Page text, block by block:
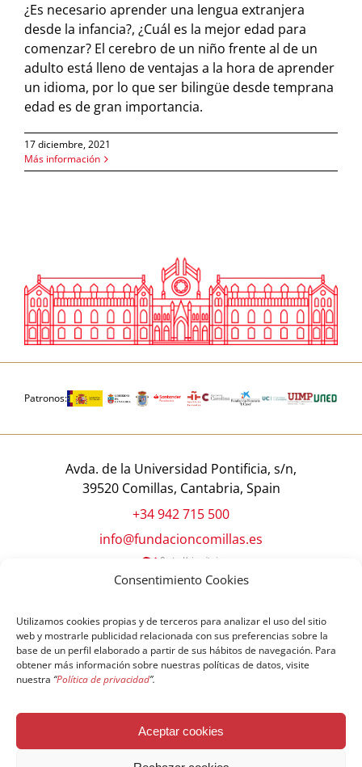
Consentimiento Cookies
Utilizamos cookies propias y de terceros para analizar el uso del sitio
web y mostrarle publicidad relacionada con sus preferencias sobre la
base de un perfil elaborado a partir de sus hábitos de navegación. Para
obtener más información sobre nuestras políticas de datos, visite
nuestra “Política de privacidad”.
Aceptar cookies
¿Es necesario aprender una lengua extranjera
desde la infancia?, ¿Cuál es la mejor edad para
comenzar? El cerebro de un niño frente al de un
adulto está lleno de ventajas a la hora de aprender
un idioma, por lo que ser bilingüe desde temprana
edad es de gran importancia.
17 diciembre, 2021
Más información
Patronos:
Avda. de la Universidad Pontificia, s/n,
39520 Comillas, Cantabria, Spain
+34 942 715 500
info@fundacioncomillas.es
© Copyright Fundación Comillas
Política de cookies
Política de privacidad